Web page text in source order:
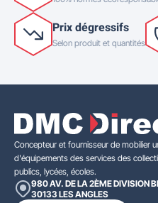
Prix dégressifs
Selon produit et quantités
Concepteur et fournisseur de mobilier
d'équipements des services des
publics, lycées, écoles.
980 AV. DE LA 2ÈME DIVISION
30133 LES ANGLES